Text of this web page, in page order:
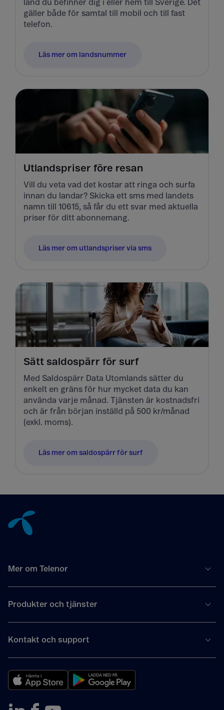
land du befinner dig i eller hem till Sverige. Det
gäller både för samtal till mobil och till fast
telefon.
Läs mer om landsnummer
Utlandspriser före resan
Vill du veta vad det kostar att ringa och surfa
innan du landar? Skicka ett sms med landets
namn till 10615, så får du ett svar med aktuella
priser för ditt abonnemang.
Läs mer om utlandspriser via sms
Sätt saldospärr för surf
Med Saldospärr Data Utomlands sätter du
enkelt en gräns för hur mycket data du kan
använda varje månad. Tjänsten är kostnadsfri
och är från början inställd på 500 kr/månad
(exkl. moms).
Läs mer om saldospärr för surf
Mer om Telenor
Produkter och tjänster
Kontakt och support